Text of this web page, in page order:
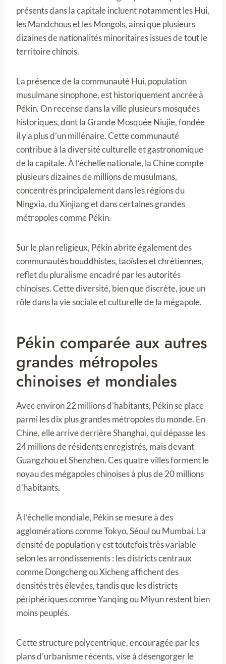
présents dans la capitale incluent notamment les Hui,
les Mandchous et les Mongols, ainsi que plusieurs
dizaines de nationalités minoritaires issues de tout le
territoire chinois.
La présence de la communauté Hui, population
musulmane sinophone, est historiquement ancrée à
Pékin. On recense dans la ville plusieurs mosquées
historiques, dont la Grande Mosquée Niujie, fondée
il y a plus d’un millénaire. Cette communauté
contribue à la diversité culturelle et gastronomique
de la capitale. À l’échelle nationale, la Chine compte
plusieurs dizaines de millions de musulmans,
concentrés principalement dans les régions du
Ningxia, du Xinjiang et dans certaines grandes
métropoles comme Pékin.
Sur le plan religieux, Pékin abrite également des
communautés bouddhistes, taoïstes et chrétiennes,
reflet du pluralisme encadré par les autorités
chinoises. Cette diversité, bien que discrète, joue un
rôle dans la vie sociale et culturelle de la mégapole.
Pékin comparée aux autres
grandes métropoles
chinoises et mondiales
Avec environ 22 millions d’habitants, Pékin se place
parmi les dix plus grandes métropoles du monde. En
Chine, elle arrive derrière Shanghai, qui dépasse les
24 millions de résidents enregistrés, mais devant
Guangzhou et Shenzhen. Ces quatre villes forment le
noyau des mégapoles chinoises à plus de 20 millions
d’habitants.
À l’échelle mondiale, Pékin se mesure à des
agglomérations comme Tokyo, Séoul ou Mumbai. La
densité de population y est toutefois très variable
selon les arrondissements : les districts centraux
comme Dongcheng ou Xicheng affichent des
densités très élevées, tandis que les districts
périphériques comme Yanqing ou Miyun restent bien
moins peuplés.
Cette structure polycentrique, encouragée par les
plans d’urbanisme récents, vise à désengorger le